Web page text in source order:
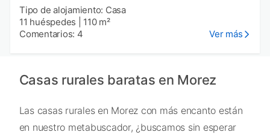
Tipo de alojamiento: Casa
11 huéspedes
110 m²
Comentarios: 4
Ver más
Casas rurales baratas en Morez
Las casas rurales en Morez con más encanto están
en nuestro metabuscador, ¿buscamos sin esperar